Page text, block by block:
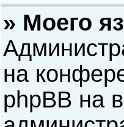
» Моего
на
phpBB на